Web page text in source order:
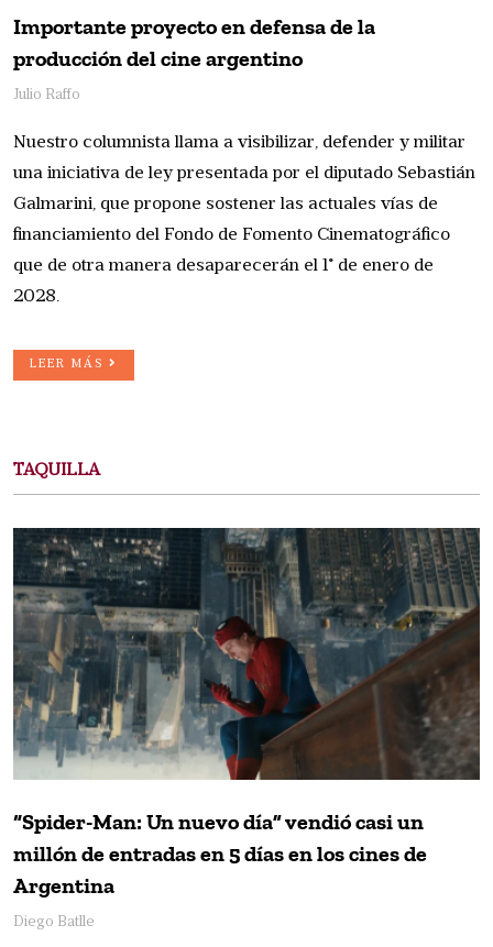
Importante proyecto en defensa de la
producción del cine argentino
Julio Raffo
Nuestro columnista llama a visibilizar, defender y militar
una iniciativa de ley presentada por el diputado Sebastián
Galmarini, que propone sostener las actuales vías de
financiamiento del Fondo de Fomento Cinematográfico
que de otra manera desaparecerán el 1° de enero de
2028.
LEER MÁS
TAQUILLA
“Spider-Man: Un nuevo día” vendió casi un
millón de entradas en 5 días en los cines de
Argentina
Diego Batlle